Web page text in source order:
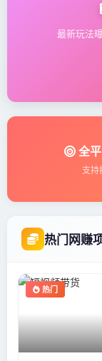
最新玩法
全
支持
热门网赚
热门